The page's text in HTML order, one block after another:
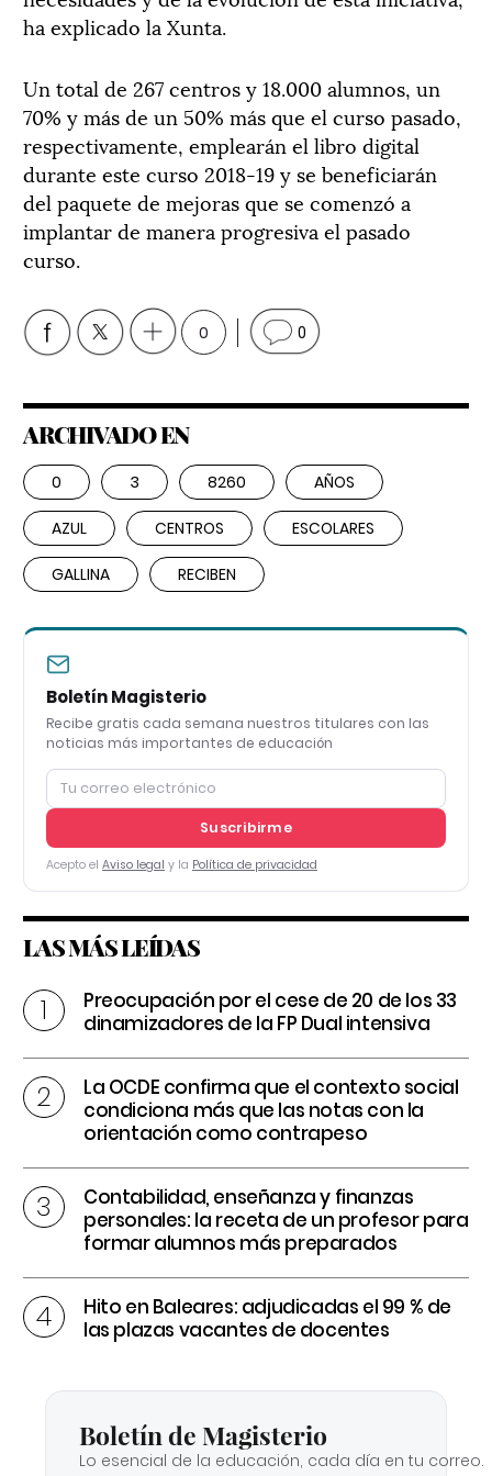
ha explicado la Xunta.
Un total de 267 centros y 18.000 alumnos, un
70% y más de un 50% más que el curso pasado,
respectivamente, emplearán el libro digital
durante este curso 2018-19 y se beneficiarán
del paquete de mejoras que se comenzó a
implantar de manera progresiva el pasado
curso.
0 0
ARCHIVADO EN
0 3 8260 AÑOS
AZUL CENTROS ESCOLARES
GALLINA RECIBEN
Boletín Magisterio
Recibe gratis cada semana nuestros titulares con las
noticias más importantes de educación
Suscribirme
Acepto el Aviso legal y la Política de privacidad
LAS MÁS LEÍDAS
Preocupación por el cese de 20 de los 33
dinamizadores de la FP Dual intensiva
La OCDE confirma que el contexto social
condiciona más que las notas con la
orientación como contrapeso
Contabilidad, enseñanza y finanzas
personales: la receta de un profesor para
formar alumnos más preparados
Hito en Baleares: adjudicadas el 99 % de
las plazas vacantes de docentes
Boletín de Magisterio
Lo esencial de la educación, cada día en tu correo.